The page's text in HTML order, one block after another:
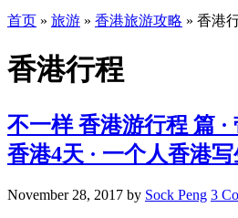
首页 » 旅游 » 香港旅游攻略 » 香港
香港行程
不一样 香港游行程 篇
香港4天 · 一个人香港
November 28, 2017 by Sock Peng 3